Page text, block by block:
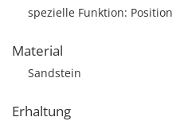
spezielle Funktion: Position
Material
Sandstein
Erhaltung